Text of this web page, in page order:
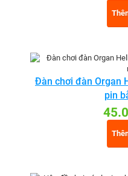
Đàn chơi đàn Organ
pin